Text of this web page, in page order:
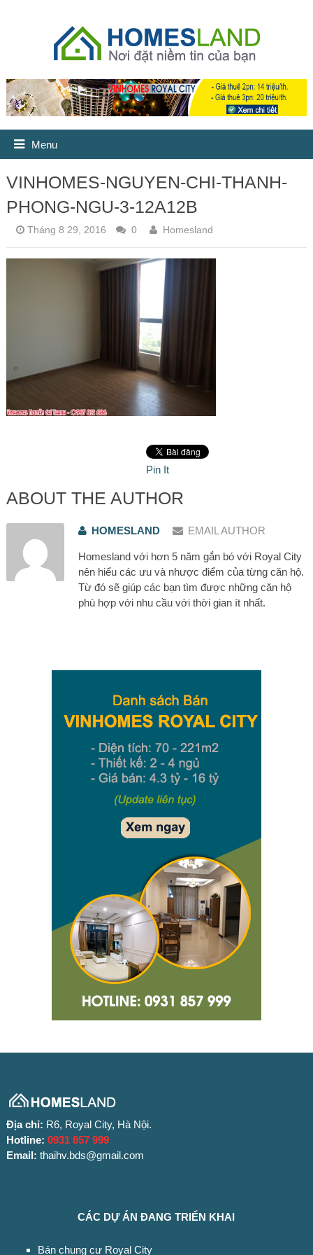
Menu
VINHOMES-NGUYEN-CHI-THANH-
PHONG-NGU-3-12A12B
Tháng 8 29, 2016 0 Homesland
Pin It
ABOUT THE AUTHOR
HOMESLAND EMAIL AUTHOR
Homesland với hơn 5 năm gắn bó với Royal City
nên hiểu các ưu và nhược điểm của từng căn hộ.
Từ đó sẽ giúp các bạn tìm được những căn hộ
phù hợp với nhu cầu với thời gian ít nhất.
Địa chỉ: R6, Royal City, Hà Nội.
Hotline: 0931 857 999
Email: thaihv.bds@gmail.com
CÁC DỰ ÁN ĐANG TRIỂN KHAI
Bán chung cư Royal City